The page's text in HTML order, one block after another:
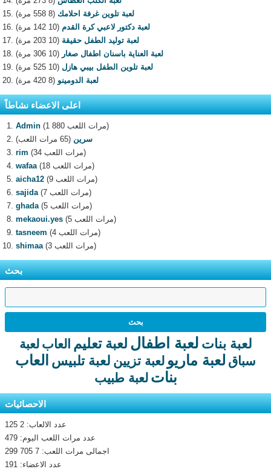
لعبة تلوين غرفة احلامك (8 558 مرة)
لعبة دكتور لاعبي كرة القدم (10 142 مرة)
لعبة توليد الطفل حقيقة (10 203 مرة)
لعبة العناية باسنان اطفال صغار (10 306 مرة)
لعبة تلوين الطفل بيبي هازل (10 525 مرة)
لعبة الدومينو (8 420 مرة)
اعلى الاعضاء نشاطاً
Admin
(1 880 مرات اللعب)
سرين (65 مرات اللعب)
rim
(34 مرات اللعب)
wafaa
(18 مرات اللعب)
aicha12
(9 مرات اللعب)
sajida
(7 مرات اللعب)
ghada
(5 مرات اللعب)
mekaoui.yes
(5 مرات اللعب)
tasneem
(4 مرات اللعب)
shimaa
(3 مرات اللعب)
بحث
لعبة بنات لعبة اطفال لعبة تعليم العاب لعبة
سباق لعبة ماريو لعبة تزيين لعبة تلبيس العاب
بنات لعبة طبيب
الاحصائيات
عدد الالعاب: 2 125
عدد مرات اللعب اليوم: 479
اجمالى مرات اللعب: 7 705 299
عدد الاعضاء: 191